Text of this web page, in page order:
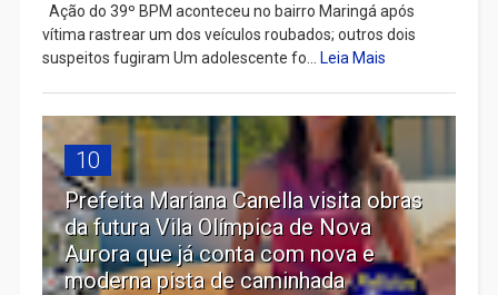
Ação do 39º BPM aconteceu no bairro Maringá após
vítima rastrear um dos veículos roubados; outros dois
suspeitos fugiram Um adolescente fo... Leia Mais
10
Prefeita Mariana Canella visita obras
da futura Vila Olímpica de Nova
Aurora que já conta com nova e
moderna pista de caminhada